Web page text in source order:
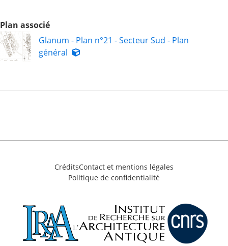
Plan associé
Glanum - Plan n°21 - Secteur Sud - Plan
général
CréditsContact et mentions légales
Politique de confidentialité